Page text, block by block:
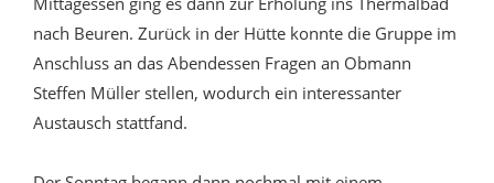
nach Beuren. Zurück in der Hütte konnte die Gruppe im
Anschluss an das Abendessen Fragen an Obmann
Steffen Müller stellen, wodurch ein interessanter
Austausch stattfand.